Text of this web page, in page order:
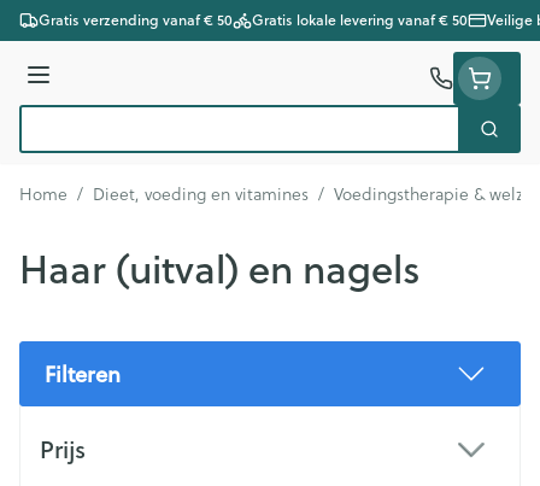
Ga naar de inhoud
Gratis verzending vanaf € 50 Gratis lokale levering vanaf € 50 Veilige
Menu
Zoek
Home / Dieet, voeding en vitamines / Voedingstherapie &
Haar (uitval) en nagels
Filteren
Prijs